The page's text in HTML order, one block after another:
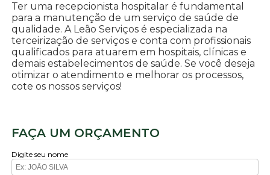
Ter uma recepcionista hospitalar é fundamental
para a manutenção de um serviço de saúde de
qualidade. A Leão Serviços é especializada na
terceirização de serviços e conta com profissionais
qualificados para atuarem em hospitais, clínicas e
demais estabelecimentos de saúde. Se você deseja
otimizar o atendimento e melhorar os processos,
cote os nossos serviços!
FAÇA UM ORÇAMENTO
Digite seu nome